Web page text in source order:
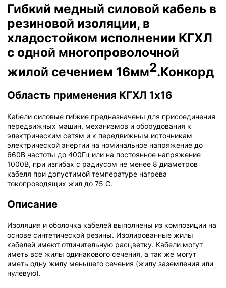
Гибкий медный силовой кабель в
резиновой изоляции, в
хладостойком исполнении КГХЛ
с одной многопроволочной
жилой сечением 16мм2.Конкорд
Область применения КГХЛ 1x16
Кабели силовые гибкие предназначены для присоединения
передвижных машин, механизмов и оборудования к
электрическим сетям и к передвижным источникам
электрической энергии на номинальное напряжение до
660В частоты до 400Гц или на постоянное напряжение
1000В, при изгибах с радиусом не менее 8 диаметров
кабеля при допустимой температуре нагрева
токопроводящих жил до 75 С.
Описание
Изоляция и оболочка кабелей выполнены из композиции на
основе синтетической резины. Изолированные жилы
кабелей имеют отличительную расцветку. Кабели могут
иметь все жилы одинакового сечения, а так же могут
иметь одну жилу меньшего сечения (жилу заземления или
нулевую).